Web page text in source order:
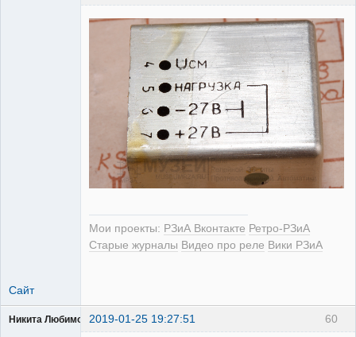
Мои проекты: РЗиА Вконтакте Ретро-РЗиА
Старые журналы Видео про реле Вики РЗиА
Сайт
60
Никита Любимов 2019-01-25 19:27:51